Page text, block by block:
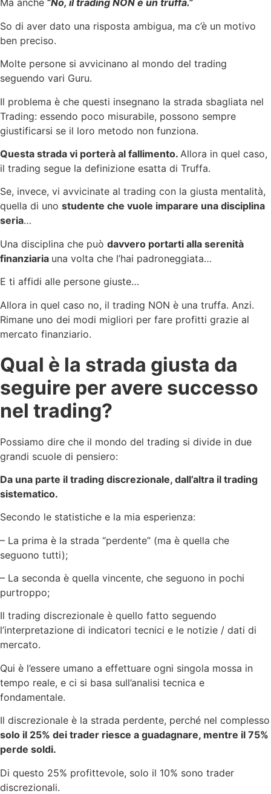
Ma anche “No, il trading NON è un truffa.”
So di aver dato una risposta ambigua, ma c’è un motivo
ben preciso.
Molte persone si avvicinano al mondo del trading
seguendo vari Guru.
Il problema è che questi insegnano la strada sbagliata nel
Trading: essendo poco misurabile, possono sempre
giustificarsi se il loro metodo non funziona.
Questa strada vi porterà al fallimento. Allora in quel caso,
il trading segue la definizione esatta di Truffa.
Se, invece, vi avvicinate al trading con la giusta mentalità,
quella di uno studente che vuole imparare una disciplina
seria…
Una disciplina che può davvero portarti alla serenità
finanziaria una volta che l’hai padroneggiata…
E ti affidi alle persone giuste…
Allora in quel caso no, il trading NON è una truffa. Anzi.
Rimane uno dei modi migliori per fare profitti grazie al
mercato finanziario.
Qual è la strada giusta da
seguire per avere successo
nel trading?
Possiamo dire che il mondo del trading si divide in due
grandi scuole di pensiero:
Da una parte il trading discrezionale, dall’altra il trading
sistematico.
Secondo le statistiche e la mia esperienza:
– La prima è la strada “perdente” (ma è quella che
seguono tutti);
– La seconda è quella vincente, che seguono in pochi
purtroppo;
Il trading discrezionale è quello fatto seguendo
l’interpretazione di indicatori tecnici e le notizie / dati di
mercato.
Qui è l’essere umano a effettuare ogni singola mossa in
tempo reale, e ci si basa sull’analisi tecnica e
fondamentale.
Il discrezionale è la strada perdente, perché nel complesso
solo il 25% dei trader riesce a guadagnare, mentre il 75%
perde soldi.
Di questo 25% profittevole, solo il 10% sono trader
discrezionali.